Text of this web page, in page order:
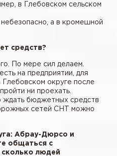
в Глебовском сельском
а в кромешной
средств?
По мере сил делаем.
на предприятии, для
округе после
ни проехать.
ждать бюджетных средств
сетей СНТ можно
Абрау-Дюрсо и
общаться с
сколько людей